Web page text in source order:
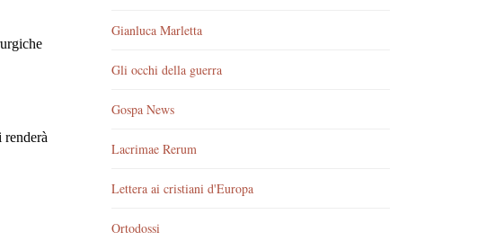
Gianluca Marletta
Gli occhi della guerra
Gospa News
Lacrimae Rerum
Lettera ai cristiani d'Europa
Ortodossi